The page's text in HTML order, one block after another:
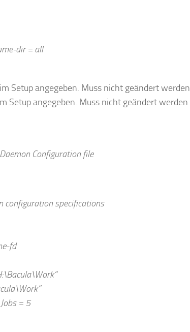
dir = all
Setup angegeben. Muss nicht geändert werden
Setup angegeben. Muss nicht geändert werden
Configuration file
configuration specifications
fd
= 5